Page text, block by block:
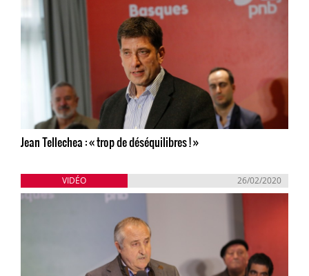
Jean Tellechea : « trop de déséquilibres ! »
VIDÉO 26/02/2020